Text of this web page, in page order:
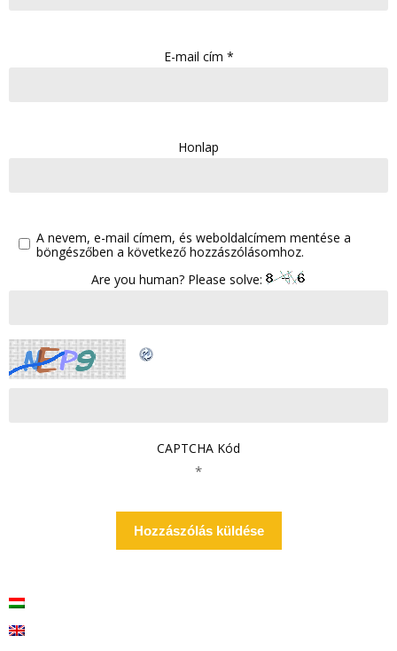
E-mail cím *
Honlap
A nevem, e-mail címem, és weboldalcímem mentése a
böngészőben a következő hozzászólásomhoz.
Are you human? Please solve:
CAPTCHA Kód
*